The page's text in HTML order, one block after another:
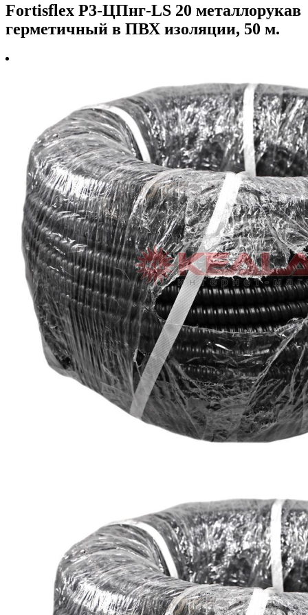
Fortisflex Р3-ЦПнг-LS 20 металлорукав
герметичный в ПВХ изоляции, 50 м.